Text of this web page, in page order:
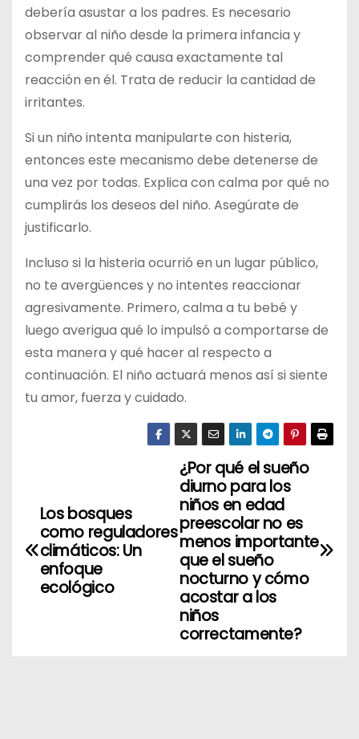
debería asustar a los padres. Es necesario
observar al niño desde la primera infancia y
comprender qué causa exactamente tal
reacción en él. Trata de reducir la cantidad de
irritantes.
Si un niño intenta manipularte con histeria,
entonces este mecanismo debe detenerse de
una vez por todas. Explica con calma por qué no
cumplirás los deseos del niño. Asegúrate de
justificarlo.
Incluso si la histeria ocurrió en un lugar público,
no te avergüences y no intentes reaccionar
agresivamente. Primero, calma a tu bebé y
luego averigua qué lo impulsó a comportarse de
esta manera y qué hacer al respecto a
continuación. El niño actuará menos así si siente
tu amor, fuerza y cuidado.
v
¿Por qué el sueño
diurno para los
niños en edad
preescolar no es
menos importante
que el sueño
nocturno y cómo
acostar a los
niños
correctamente?
Los bosques
como reguladores
climáticos: Un
enfoque
ecológico